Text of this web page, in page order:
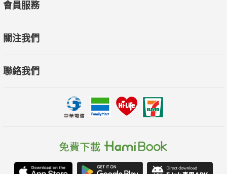
會員服務
關注我們
聯絡我們